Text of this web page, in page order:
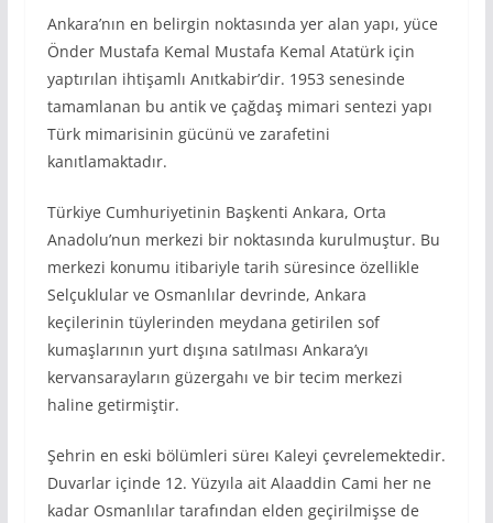
Ankara’nın en belirgin noktasında yer alan yapı, yüce
Önder Mustafa Kemal Mustafa Kemal Atatürk için
yaptırılan ihtişamlı Anıtkabir’dir. 1953 senesinde
tamamlanan bu antik ve çağdaş mimari sentezi yapı
Türk mimarisinin gücünü ve zarafetini
kanıtlamaktadır.
Türkiye Cumhuriyetinin Başkenti Ankara, Orta
Anadolu’nun merkezi bir noktasında kurulmuştur. Bu
merkezi konumu itibariyle tarih süresince özellikle
Selçuklular ve Osmanlılar devrinde, Ankara
keçilerinin tüylerinden meydana getirilen sof
kumaşlarının yurt dışına satılması Ankara’yı
kervansarayların güzergahı ve bir tecim merkezi
haline getirmiştir.
Şehrin en eski bölümleri süreı Kaleyi çevrelemektedir.
Duvarlar içinde 12. Yüzyıla ait Alaaddin Cami her ne
kadar Osmanlılar tarafından elden geçirilmişse de